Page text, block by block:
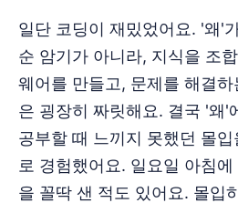
일단 코딩이 재밌었어요. '왜'
순 암기가 아니라, 지식을 조
웨어를 만들고, 문제를 해결
은 굉장히 짜릿해요. 결국 '왜'
공부할 때 느끼지 못했던 몰
로 경험했어요. 일요일 아침
을 꼴딱 샌 적도 있어요. 몰입